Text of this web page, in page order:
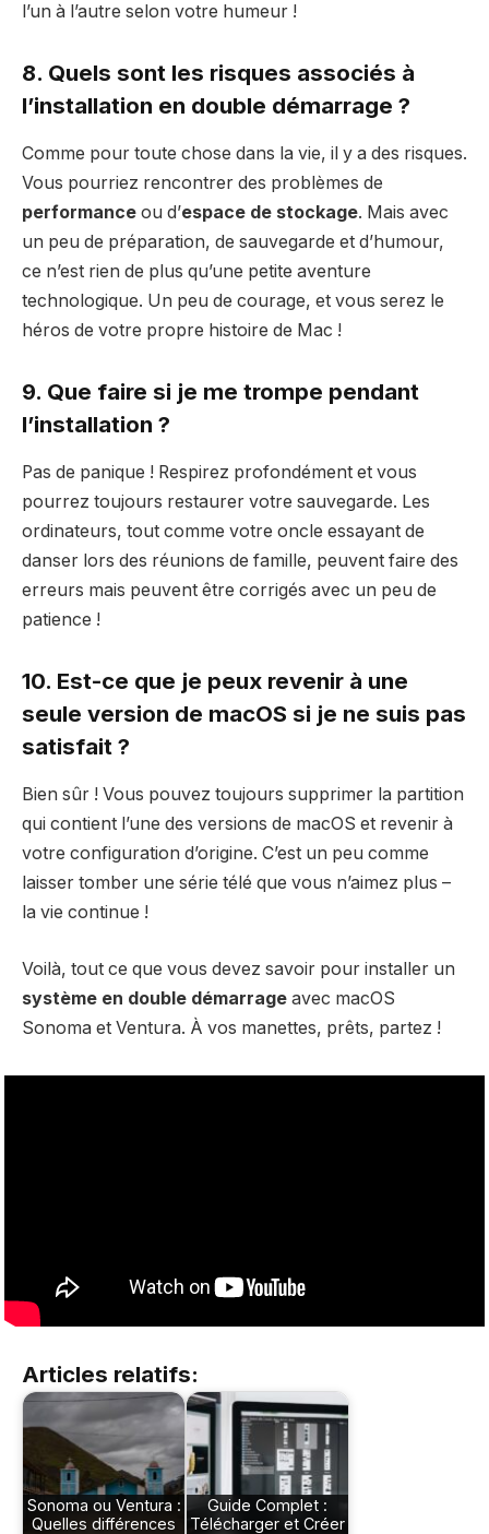
l’un à l’autre selon votre humeur !
8. Quels sont les risques associés à
l’installation en double démarrage ?
Comme pour toute chose dans la vie, il y a des risques.
Vous pourriez rencontrer des problèmes de
performance ou d’espace de stockage. Mais avec
un peu de préparation, de sauvegarde et d’humour,
ce n’est rien de plus qu’une petite aventure
technologique. Un peu de courage, et vous serez le
héros de votre propre histoire de Mac !
9. Que faire si je me trompe pendant
l’installation ?
Pas de panique ! Respirez profondément et vous
pourrez toujours restaurer votre sauvegarde. Les
ordinateurs, tout comme votre oncle essayant de
danser lors des réunions de famille, peuvent faire des
erreurs mais peuvent être corrigés avec un peu de
patience !
10. Est-ce que je peux revenir à une
seule version de macOS si je ne suis pas
satisfait ?
Bien sûr ! Vous pouvez toujours supprimer la partition
qui contient l’une des versions de macOS et revenir à
votre configuration d’origine. C’est un peu comme
laisser tomber une série télé que vous n’aimez plus –
la vie continue !
Voilà, tout ce que vous devez savoir pour installer un
système en double démarrage avec macOS
Sonoma et Ventura. À vos manettes, prêts, partez !
Articles relatifs:
Sonoma ou Ventura :
Quelles différences
Guide Complet :
Télécharger et Créer